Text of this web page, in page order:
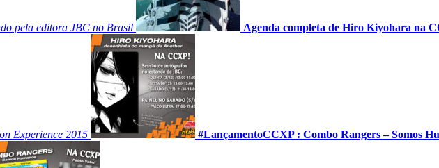
pela editora JBC no Brasil Agenda completa de Hiro Kiyohara na
Experience 2015 #LançamentoCCXP : Combo Rangers – Somos